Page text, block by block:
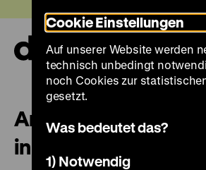
zum
Seiteninhalt
springen
Anton von Werner –
in Bildern
Cookie Einstellungen
Auf unserer Website werden
technisch unbedingt
noch Cookies zur
gesetzt.
Was bedeutet das?
1) Notwendig